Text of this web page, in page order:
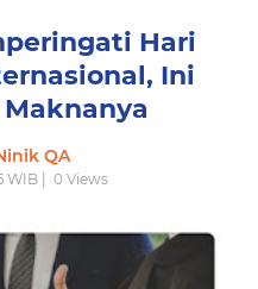
Hari
Ini
QA
WIB | 0 Views